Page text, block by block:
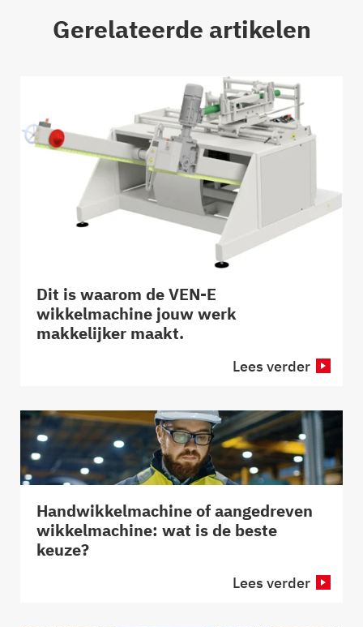
Gerelateerde artikelen
Dit is waarom de VEN-E
wikkelmachine jouw werk
makkelijker maakt.
Lees verder
Handwikkelmachine of aangedreven
wikkelmachine: wat is de beste
keuze?
Lees verder